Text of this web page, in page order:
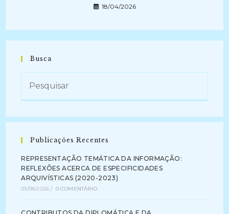
18/04/2026
Busca
Publicações Recentes
REPRESENTAÇÃO TEMÁTICA DA INFORMAÇÃO:
REFLEXÕES ACERCA DE ESPECIFICIDADES
ARQUIVÍSTICAS (2020-2023)
03/08/2026 / 0 COMENTÁRIO